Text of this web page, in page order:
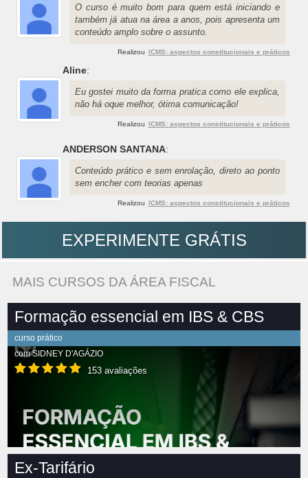
O curso é muito bom para quem está iniciando e
também já atua na área a anos, pois apresenta um
conteúdo amplo sobre o assunto.
Realizou ICMS: aspectos constitucionais e práticos
Aline:
Eu gostei muito da forma pratica como ele explica,
não há oque melhor, ótima comunicação!
Realizou ICMS: aspectos constitucionais e práticos
ANDERSON SANTANA:
Conteúdo prático e sem enrolação, direto ao ponto
sem encher com teorias apenas
Realizou ICMS: aspectos constitucionais e práticos
EXPERIMENTE GRÁTIS
MAIS CURSOS DA ÁREA FISCAL
Formação essencial em IBS & CBS
curso prático
comSIDNEY D'AGÁZIO
153 avaliações
Ex-Tarifário